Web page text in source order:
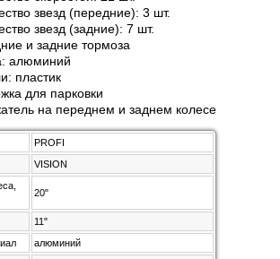
звезд (передние): 3 шт.
звезд (задние): 7 шт.
и задние тормоза
алюминий
пластик
для парковки
на переднем и заднем колесе
PROFI
VISION
20"
11"
алюминий